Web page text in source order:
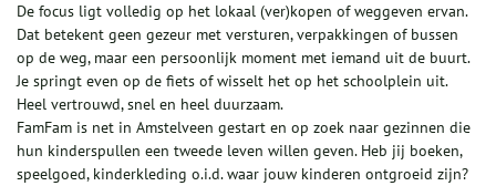
De focus ligt volledig op het lokaal (ver)kopen of weggeven ervan.
Dat betekent geen gezeur met versturen, verpakkingen of bussen
op de weg, maar een persoonlijk moment met iemand uit de buurt.
Je springt even op de fiets of wisselt het op het schoolplein uit.
Heel vertrouwd, snel en heel duurzaam.
FamFam is net in Amstelveen gestart en op zoek naar gezinnen die
hun kinderspullen een tweede leven willen geven. Heb jij boeken,
speelgoed, kinderkleding o.i.d. waar jouw kinderen ontgroeid zijn?